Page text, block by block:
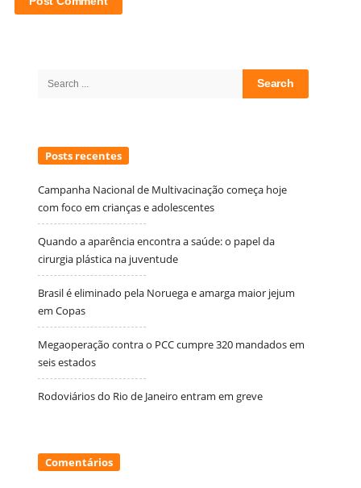
Search
Posts recentes
Campanha Nacional de Multivacinação começa hoje
com foco em crianças e adolescentes
Quando a aparência encontra a saúde: o papel da
cirurgia plástica na juventude
Brasil é eliminado pela Noruega e amarga maior jejum
em Copas
Megaoperação contra o PCC cumpre 320 mandados em
seis estados
Rodoviários do Rio de Janeiro entram em greve
Comentários